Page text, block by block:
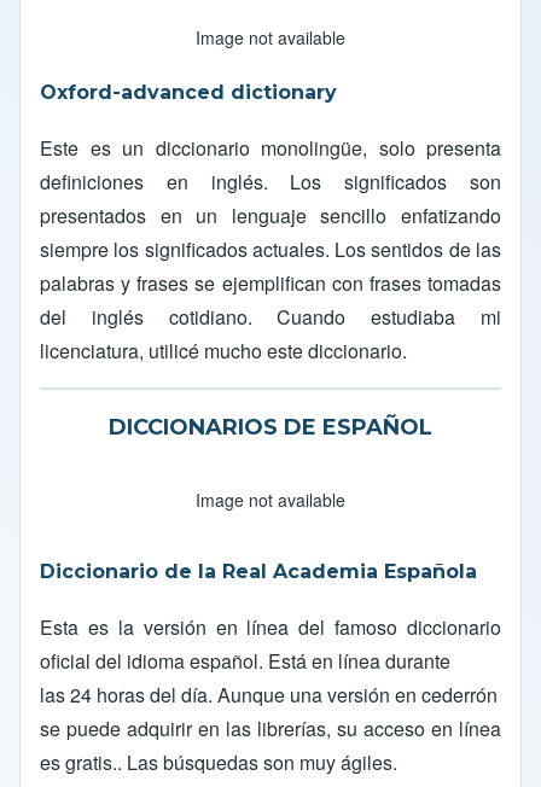
Image not available
Oxford-advanced dictionary
Este es un diccionario monolingüe, solo presenta
definiciones en inglés. Los significados son
presentados en un lenguaje sencillo enfatizando
siempre los significados actuales. Los sentidos de las
palabras y frases se ejemplifican con frases tomadas
del inglés cotidiano. Cuando estudiaba mi
licenciatura, utilicé mucho este diccionario.
DICCIONARIOS DE ESPAÑOL
Image not available
Diccionario de la Real Academia Española
Esta es la versión en línea del famoso diccionario
oficial del idioma español. Está en línea durante
las 24 horas del día. Aunque una versión en cederrón
se puede adquirir en las librerías, su acceso en línea
es gratis.. Las búsquedas son muy ágiles.